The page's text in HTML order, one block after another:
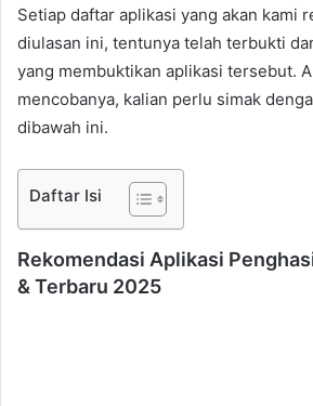
Setiap daftar aplikasi yang akan kami
diulasan ini, tentunya telah terbukti
yang membuktikan aplikasi tersebut.
mencobanya, kalian perlu simak
dibawah ini.
Daftar Isi
Rekomendasi Aplikasi
& Terbaru 2025